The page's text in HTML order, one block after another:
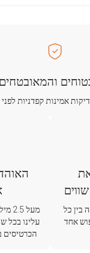
אמינות קפדניות
בין כל
אחד
מעל
עלינו בכל
הכרטיסים